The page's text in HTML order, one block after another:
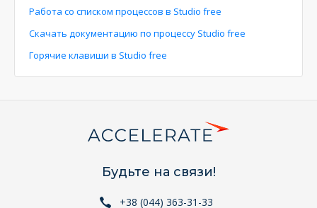
Работа со списком процессов в Studio free
Скачать документацию по процессу Studio free
Горячие клавиши в Studio free
Будьте на связи!
+38 (044) 363-31-33